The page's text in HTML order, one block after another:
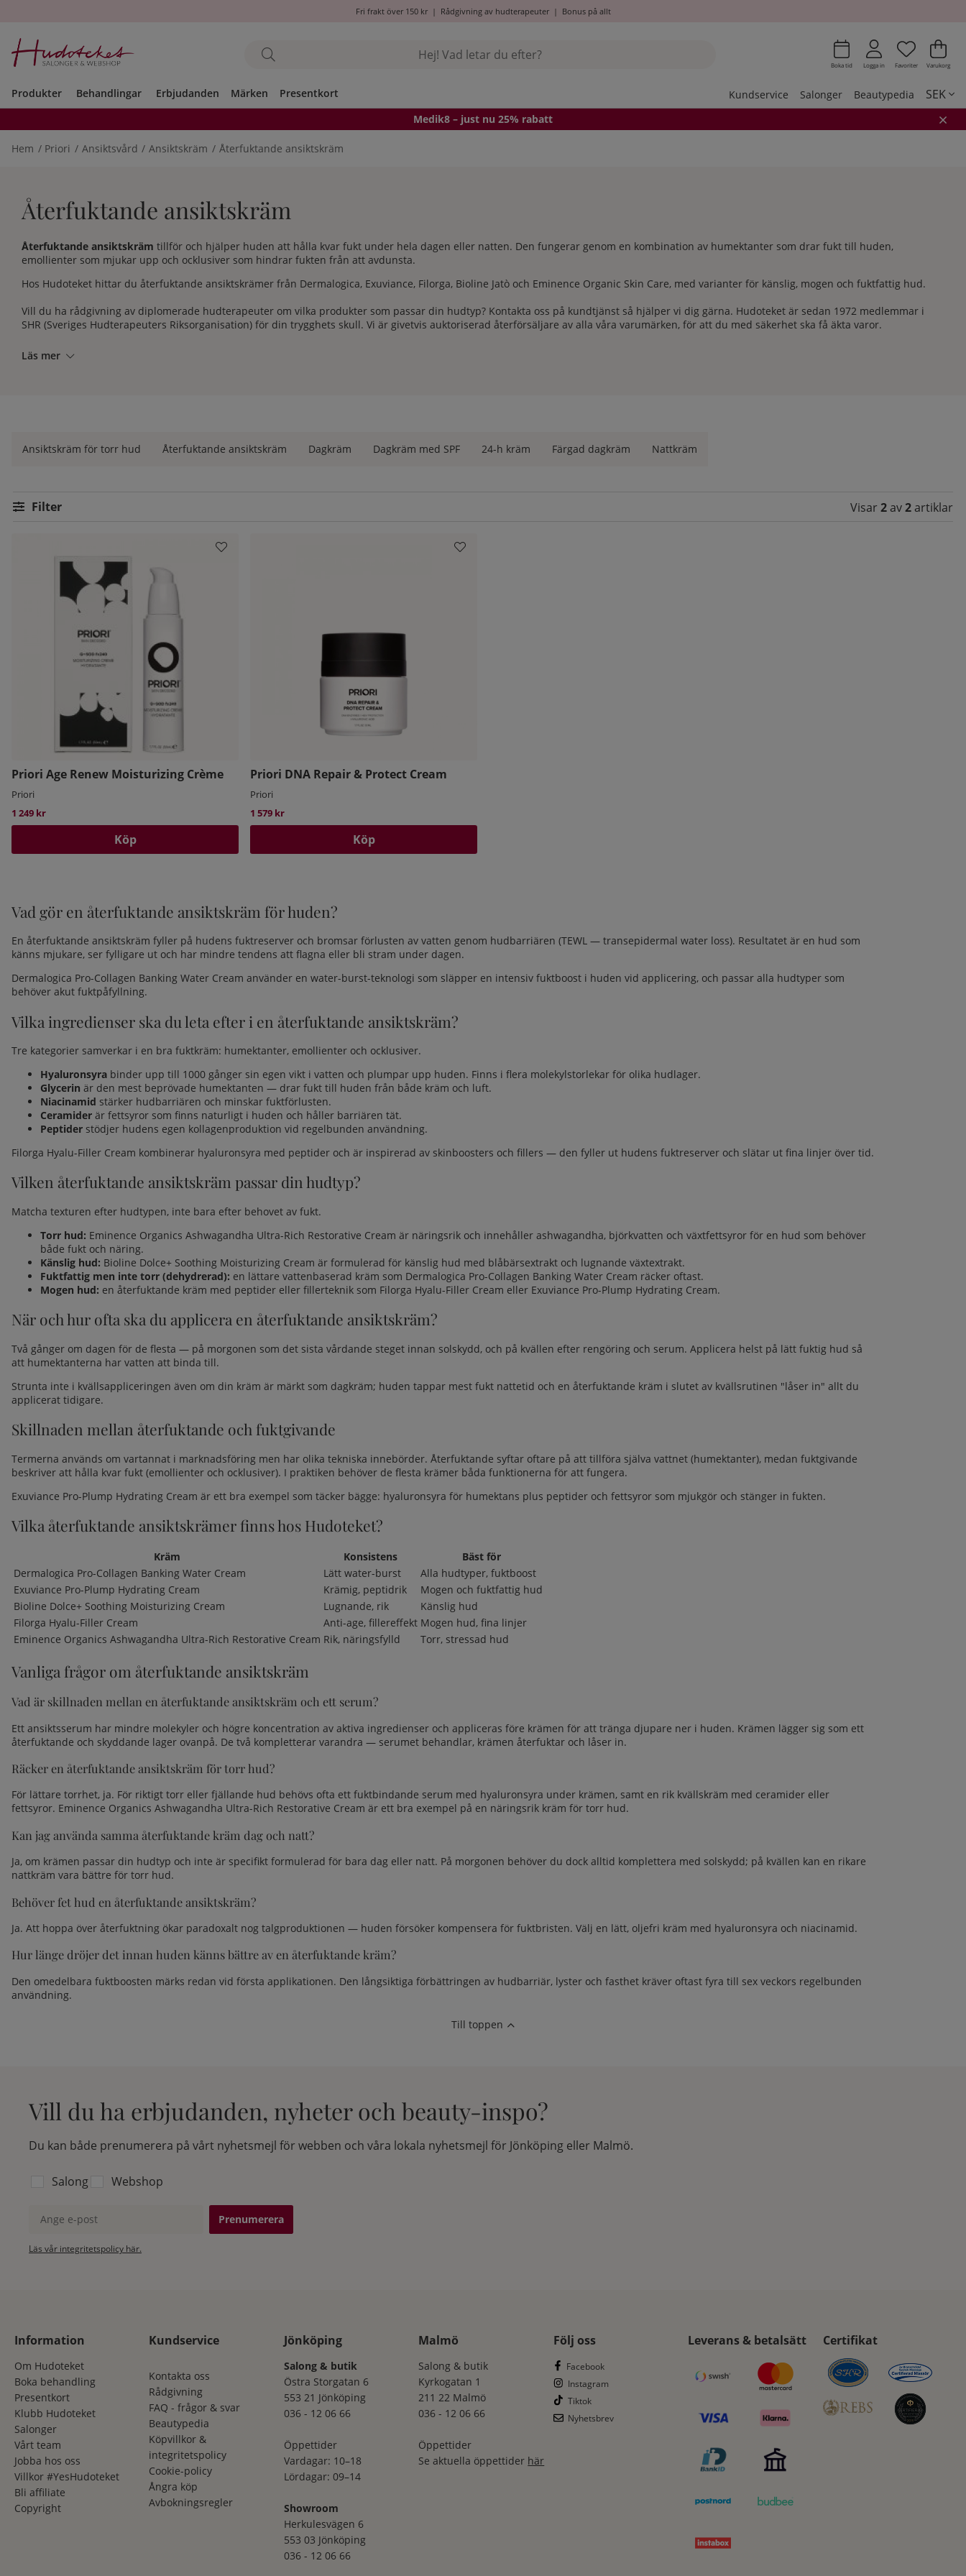
Fri frakt över 150 kr| Rådgivning av hudterapeuter| Bonus på allt
Boka tid Logga in Antal i
.
Favoriter .
Varukorg
Produkter Behandlingar Erbjudanden Märken Presentkort Kundservice Salonger Beautypedia SEK
Medik8 – just nu 25% rabatt
Hem Priori Ansiktsvård Ansiktskräm Återfuktande ansiktskräm
Återfuktande ansiktskräm
Återfuktande ansiktskräm tillför och hjälper huden att hålla kvar fukt under hela dagen eller natten. Den fungerar genom en kombination av humektanter som drar fukt till huden,
emollienter som mjukar upp och ocklusiver som hindrar fukten från att avdunsta.
Hos Hudoteket hittar du återfuktande ansiktskrämer från Dermalogica, Exuviance, Filorga, Bioline Jatò och Eminence Organic Skin Care, med varianter för känslig, mogen och fuktfattig hud.
Vill du ha rådgivning av diplomerade hudterapeuter om vilka produkter som passar din hudtyp? Kontakta oss på kundtjänst så hjälper vi dig gärna. Hudoteket är sedan 1972 medlemmar i
SHR (Sveriges Hudterapeuters Riksorganisation) för din trygghets skull. Vi är givetvis auktoriserad återförsäljare av alla våra varumärken, för att du med säkerhet ska få äkta varor.
Läs mer
Ansiktskräm för torr hud Återfuktande ansiktskräm Dagkräm Dagkräm med SPF 24-h kräm Färgad dagkräm Nattkräm
Filtrera Visar 2av2artiklar
Priori Age Renew Moisturizing Crème
Priori
1 249 kr
Köp
Priori DNA Repair & Protect Cream​
Priori
1 579 kr
Köp
Vad gör en återfuktande ansiktskräm för huden?
En återfuktande ansiktskräm fyller på hudens fuktreserver och bromsar förlusten av vatten genom hudbarriären (TEWL — transepidermal water loss). Resultatet är en hud som
känns mjukare, ser fylligare ut och har mindre tendens att flagna eller bli stram under dagen.
Dermalogica Pro-Collagen Banking Water Cream använder en water-burst-teknologi som släpper en intensiv fuktboost i huden vid applicering, och passar alla hudtyper som
behöver akut fuktpåfyllning.
Vilka ingredienser ska du leta efter i en återfuktande ansiktskräm?
Tre kategorier samverkar i en bra fuktkräm: humektanter, emollienter och ocklusiver.
Hyaluronsyra binder upp till 1000 gånger sin egen vikt i vatten och plumpar upp huden. Finns i flera molekylstorlekar för olika hudlager.
Glycerin är den mest beprövade humektanten — drar fukt till huden från både kräm och luft.
Niacinamid stärker hudbarriären och minskar fuktförlusten.
Ceramider är fettsyror som finns naturligt i huden och håller barriären tät.
Peptider stödjer hudens egen kollagenproduktion vid regelbunden användning.
Filorga Hyalu-Filler Cream kombinerar hyaluronsyra med peptider och är inspirerad av skinboosters och fillers — den fyller ut hudens fuktreserver och slätar ut fina linjer över tid.
Vilken återfuktande ansiktskräm passar din hudtyp?
Matcha texturen efter hudtypen, inte bara efter behovet av fukt.
Torr hud: Eminence Organics Ashwagandha Ultra-Rich Restorative Cream är näringsrik och innehåller ashwagandha, björkvatten och växtfettsyror för en hud som behöver
både fukt och näring.
Känslig hud: Bioline Dolce+ Soothing Moisturizing Cream är formulerad för känslig hud med blåbärsextrakt och lugnande växtextrakt.
Fuktfattig men inte torr (dehydrerad): en lättare vattenbaserad kräm som Dermalogica Pro-Collagen Banking Water Cream räcker oftast.
Mogen hud: en återfuktande kräm med peptider eller fillerteknik som Filorga Hyalu-Filler Cream eller Exuviance Pro-Plump Hydrating Cream.
När och hur ofta ska du applicera en återfuktande ansiktskräm?
Två gånger om dagen för de flesta — på morgonen som det sista vårdande steget innan solskydd, och på kvällen efter rengöring och serum. Applicera helst på lätt fuktig hud så
att humektanterna har vatten att binda till.
Strunta inte i kvällsappliceringen även om din kräm är märkt som dagkräm; huden tappar mest fukt nattetid och en återfuktande kräm i slutet av kvällsrutinen "låser in" allt du
applicerat tidigare.
Skillnaden mellan återfuktande och fuktgivande
Termerna används om vartannat i marknadsföring men har olika tekniska innebörder. Återfuktande syftar oftare på att tillföra själva vattnet (humektanter), medan fuktgivande
beskriver att hålla kvar fukt (emollienter och ocklusiver). I praktiken behöver de flesta krämer båda funktionerna för att fungera.
Exuviance Pro-Plump Hydrating Cream är ett bra exempel som täcker bägge: hyaluronsyra för humektans plus peptider och fettsyror som mjukgör och stänger in fukten.
Vilka återfuktande ansiktskrämer finns hos Hudoteket?
Kräm Konsistens
Bäst för
Dermalogica Pro-Collagen Banking Water Cream
Lätt water-burst
Alla hudtyper, fuktboost
Exuviance Pro-Plump Hydrating Cream
Krämig, peptidrik
Mogen och fuktfattig hud
Bioline Dolce+ Soothing Moisturizing Cream
Lugnande, rik
Känslig hud
Filorga Hyalu-Filler Cream
Anti-age, fillereffekt Mogen hud, fina linjer
Eminence Organics Ashwagandha Ultra-Rich Restorative Cream Rik, näringsfylld Torr, stressad hud
Vanliga frågor om återfuktande ansiktskräm
Vad är skillnaden mellan en återfuktande ansiktskräm och ett serum?
Ett ansiktsserum har mindre molekyler och högre koncentration av aktiva ingredienser och appliceras före krämen för att tränga djupare ner i huden. Krämen lägger sig som ett
återfuktande och skyddande lager ovanpå. De två kompletterar varandra — serumet behandlar, krämen återfuktar och låser in.
Räcker en återfuktande ansiktskräm för torr hud?
För lättare torrhet, ja. För riktigt torr eller fjällande hud behövs ofta ett fuktbindande serum med hyaluronsyra under krämen, samt en rik kvällskräm med ceramider eller
fettsyror. Eminence Organics Ashwagandha Ultra-Rich Restorative Cream är ett bra exempel på en näringsrik kräm för torr hud.
Kan jag använda samma återfuktande kräm dag och natt?
Ja, om krämen passar din hudtyp och inte är specifikt formulerad för bara dag eller natt. På morgonen behöver du dock alltid komplettera med solskydd; på kvällen kan en rikare
nattkräm vara bättre för torr hud.
Behöver fet hud en återfuktande ansiktskräm?
Ja. Att hoppa över återfuktning ökar paradoxalt nog talgproduktionen — huden försöker kompensera för fuktbristen. Välj en lätt, oljefri kräm med hyaluronsyra och niacinamid.
Hur länge dröjer det innan huden känns bättre av en återfuktande kräm?
Den omedelbara fuktboosten märks redan vid första applikationen. Den långsiktiga förbättringen av hudbarriär, lyster och fasthet kräver oftast fyra till sex veckors regelbunden
användning.
Till toppen
Vill du ha erbjudanden, nyheter och beauty-inspo?
Du kan både prenumerera på vårt nyhetsmejl för webben och våra lokala nyhetsmejl för Jönköping eller Malmö.
Välj vilken lista du vill prenumerera på:
Salong
Webshop
Ange e-post
Läs vår integritetspolicy här.
Information
Om Hudoteket
Boka behandling
Presentkort
Klubb Hudoteket
Salonger
Vårt team
Jobba hos oss
Villkor #YesHudoteket
Bli affiliate
Copyright
Kundservice
Kontakta oss
Rådgivning
FAQ - frågor & svar
Beautypedia
Köpvillkor &
integritetspolicy
Cookie-policy
Ångra köp
Avbokningsregler
Jönköping
Salong & butik
Östra Storgatan 6
553 21 Jönköping
036 - 12 06 66
Öppettider
Vardagar: 10–18
Lördagar: 09–14
Showroom
Herkulesvägen 6
553 03 Jönköping
036 - 12 06 66
Malmö
Salong & butik
Kyrkogatan 1
211 22 Malmö
036 - 12 06 66
Öppettider
Se aktuella öppettider här
Följ oss
Facebook
Instagram
Tiktok
Nyhetsbrev
Leverans & betalsätt Certifikat